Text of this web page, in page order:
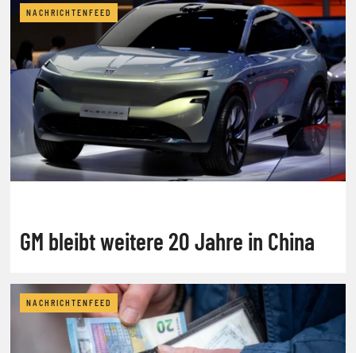
NACHRICHTENFEED
GM bleibt weitere 20 Jahre in China
NACHRICHTENFEED